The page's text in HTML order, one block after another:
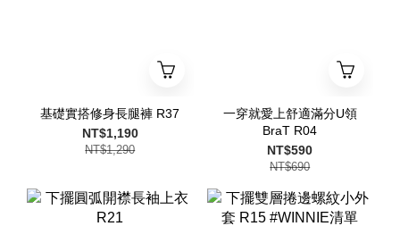
基礎實搭修身長腿褲 R37
NT$1,190
NT$1,290
一穿就愛上舒適滿分U領
BraT R04
NT$590
NT$690